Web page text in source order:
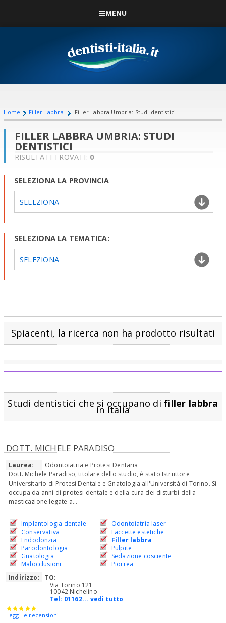
MENU
Home Filler Labbra Filler Labbra Umbria: Studi dentistici
FILLER LABBRA UMBRIA: STUDI
DENTISTICI
RISULTATI TROVATI: 0
SELEZIONA LA PROVINCIA
SELEZIONA
SELEZIONA LA TEMATICA:
SELEZIONA
Spiacenti, la ricerca non ha prodotto risultati
Studi dentistici che si occupano di filler labbra
in Italia
DOTT. MICHELE PARADISO
Laurea:
Odontoiatria e Protesi Dentaria
Dott. Michele Paradiso, titolare dello studio, è stato Istruttore
Universitario di Protesi Dentale e Gnatologia all'Università di Torino. Si
occupa da anni di protesi dentale e della cura dei disturbi della
masticazione legate a...
Implantologia dentale
Conservativa
Endodonzia
Parodontologia
Gnatologia
Malocclusioni
Odontoiatria laser
Faccette estetiche
Filler labbra
Pulpite
Sedazione cosciente
Piorrea
Indirizzo:
TO:
Via Torino 121
10042 Nichelino
Tel: 01162... vedi tutto
Leggi le recensioni